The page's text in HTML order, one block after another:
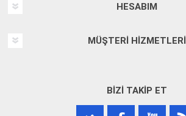
HESABIM
MÜŞTERI HIZMETLERI
BIZI TAKIP ET